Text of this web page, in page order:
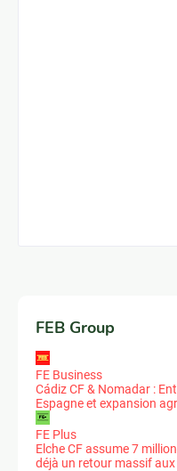
FEB Group
FE Business
Cádiz CF & Nomadar :
Espagne et expansion
FE Plus
Elche CF assume 7
déjà un retour massif